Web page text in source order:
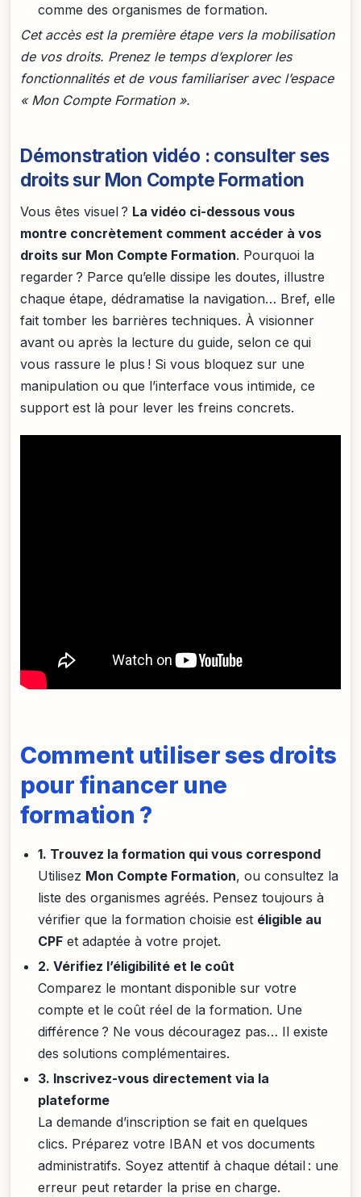
comme des organismes de formation.
Cet accès est la première étape vers la mobilisation
de vos droits. Prenez le temps d’explorer les
fonctionnalités et de vous familiariser avec l’espace
« Mon Compte Formation ».
Démonstration vidéo : consulter ses
droits sur Mon Compte Formation
Vous êtes visuel ? La vidéo ci-dessous vous
montre concrètement comment accéder à vos
droits sur Mon Compte Formation. Pourquoi la
regarder ? Parce qu’elle dissipe les doutes, illustre
chaque étape, dédramatise la navigation… Bref, elle
fait tomber les barrières techniques. À visionner
avant ou après la lecture du guide, selon ce qui
vous rassure le plus ! Si vous bloquez sur une
manipulation ou que l’interface vous intimide, ce
support est là pour lever les freins concrets.
Comment utiliser ses droits
pour financer une
formation ?
1. Trouvez la formation qui vous correspond
Utilisez Mon Compte Formation, ou consultez la
liste des organismes agréés. Pensez toujours à
vérifier que la formation choisie est éligible au
CPF et adaptée à votre projet.
2. Vérifiez l’éligibilité et le coût
Comparez le montant disponible sur votre
compte et le coût réel de la formation. Une
différence ? Ne vous découragez pas… Il existe
des solutions complémentaires.
3. Inscrivez-vous directement via la
plateforme
La demande d’inscription se fait en quelques
clics. Préparez votre IBAN et vos documents
administratifs. Soyez attentif à chaque détail : une
erreur peut retarder la prise en charge.